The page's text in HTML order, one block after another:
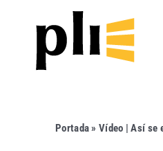
contenido
Portada»Vídeo | Así se